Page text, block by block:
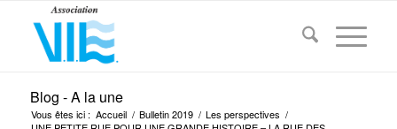
Blog - A la une
Vous êtes ici : Accueil / Bulletin 2019 / Les perspectives /